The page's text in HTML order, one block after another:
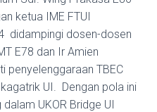
ketua IME FTUI
didampingi dosen-dosen
E78 dan Ir Amien
penyelenggaraan TBEC
UI. Dengan pola ini
UKOR Bridge UI